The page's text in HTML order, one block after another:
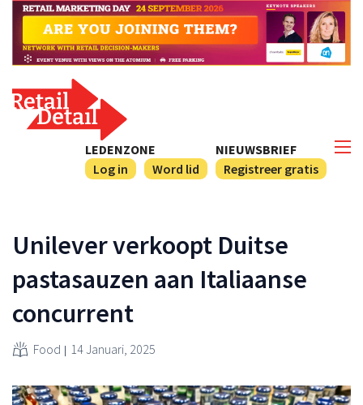
NIEUWSBRIEF
Registreer gratis
LEDENZONE
Log in
Word lid
Unilever verkoopt Duitse
pastasauzen aan Italiaanse
concurrent
Food 14 Januari, 2025